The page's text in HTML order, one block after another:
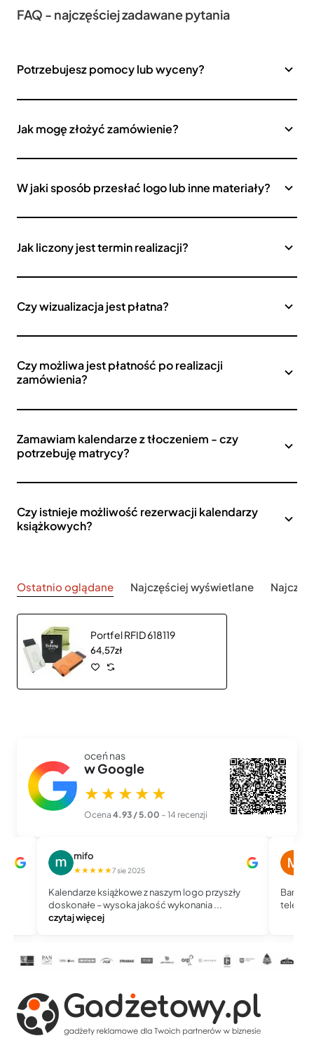
FAQ - najczęściej zadawane pytania
Potrzebujesz pomocy lub wyceny?
Jak mogę złożyć zamówienie?
W jaki sposób przesłać logo lub inne materiały?
Jak liczony jest termin realizacji?
Czy wizualizacja jest płatna?
Czy możliwa jest płatność po realizacji
zamówienia?
Zamawiam kalendarze z tłoczeniem - czy
potrzebuję matrycy?
Czy istnieje możliwość rezerwacji kalendarzy
książkowych?
Ostatnio oglądane Najczęściej wyświetlane
Portfel RFID 618119
64,57zł
oceń nas
w Google
★★★★★
Ocena 4.93 / 5.00 – 14 recenzji
mifo
★★★★★7 sie 2025
Kalendarze książkowe z naszym logo przyszły
doskonałe – wysoka jakość wykonania ...
czytaj więcej
Bardzo